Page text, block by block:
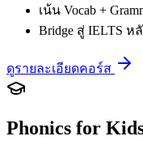
เน้น Vocab +
Bridge สู่ IELTS ห
ดูรายละเอียดคอร์ส
Phonics for